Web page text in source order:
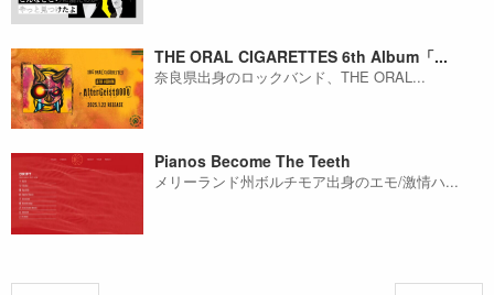
THE ORAL CIGARETTES 6th Album「...
奈良県出身のロックバンド、THE ORAL...
Pianos Become The Teeth
メリーランド州ボルチモア出身のエモ/激情ハ...